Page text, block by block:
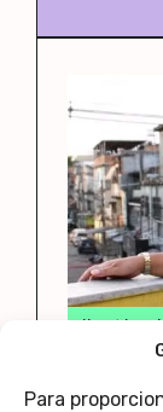
Para
all out
Agência